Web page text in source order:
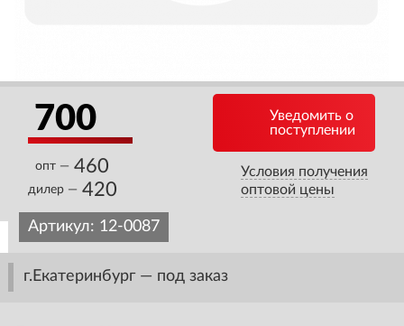
700
опт — 460
дилер — 420
Уведомить о
поступлении
Условия получения
оптовой цены
Артикул: 12-0087
г.Екатеринбург — под заказ